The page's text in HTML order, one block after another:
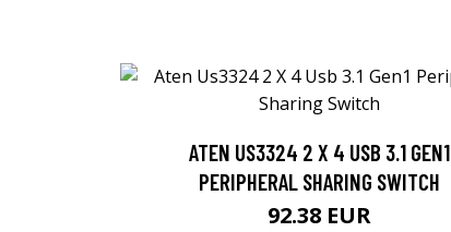
ATEN US3324 2 X 4 USB 3.1 GEN1
PERIPHERAL SHARING SWITCH
92.38 EUR